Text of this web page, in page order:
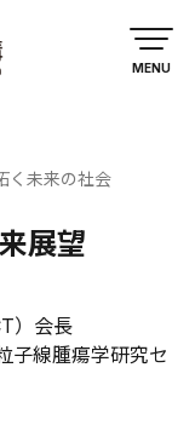
MENU
未来の社会
展望
）会長
子線腫瘍学研究セ